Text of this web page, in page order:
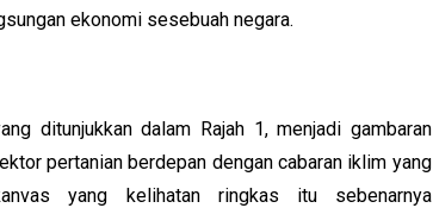
ekonomi sesebuah negara.
ditunjukkan dalam Rajah 1, menjadi gambaran
pertanian berdepan dengan cabaran iklim yang
yang kelihatan ringkas itu sebenarnya